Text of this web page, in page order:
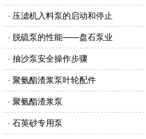
· 压滤机入料泵的启动和停止
· 脱硫泵的性能——盘石泵业
· 抽沙泵安全操作步骤
· 聚氨酯渣浆泵叶轮配件
· 聚氨酯渣浆泵
· 石英砂专用泵